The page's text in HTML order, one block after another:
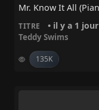
TITRE • il y a 1 jour
Teddy Swims
135K